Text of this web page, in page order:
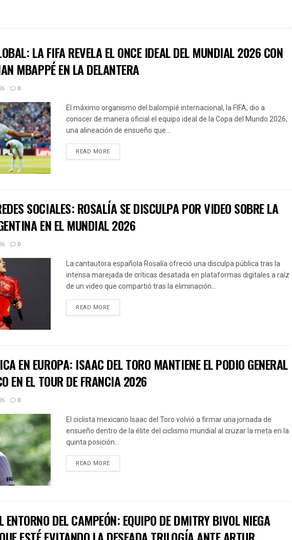
LA FIFA REVELA EL ONCE IDEAL DEL MUNDIAL 2026 CON
MBAPPÉ EN LA DELANTERA
0
El máximo organismo del balompié internacional, la FIFA, dio a
conocer de manera oficial el equipo ideal de la Copa del Mundo 2026,
una alineación de ensueño que...
READ MORE
SOCIALES: ROSALÍA SE DISCULPA POR VIDEO SOBRE LA
EN EL MUNDIAL 2026
0
La cantautora española Rosalía ofreció una disculpa pública tras la
intensa marejada de críticas desatada en plataformas digitales a raíz
de un video que compartió tras la eliminación...
READ MORE
EN EUROPA: ISAAC DEL TORO MANTIENE EL PODIO GENERAL
EN EL TOUR DE FRANCIA 2026
0
El ciclista mexicano Isaac del Toro volvió a firmar una jornada de
ensueño dentro de la élite del ciclismo mundial al cruzar la meta en la
quinta posición...
READ MORE
ENTORNO DEL CAMPEÓN: EQUIPO DE DMITRY BIVOL NIEGA